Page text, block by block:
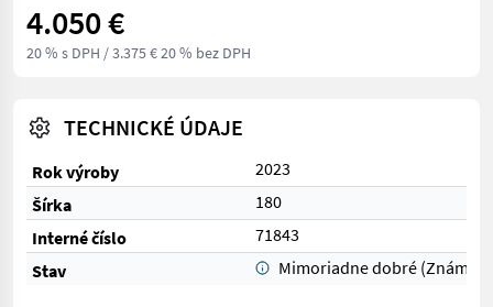
4.050 €
20 % s DPH / 3.375 € 20 % bez DPH
TECHNICKÉ ÚDAJE
Rok výroby
2023
Šírka
180
Interné číslo
71843
Stav
Mimoriadne dobré (Známka